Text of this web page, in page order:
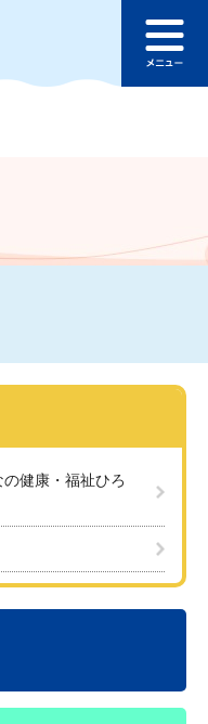
へ
ュ
健康・福祉ひろ